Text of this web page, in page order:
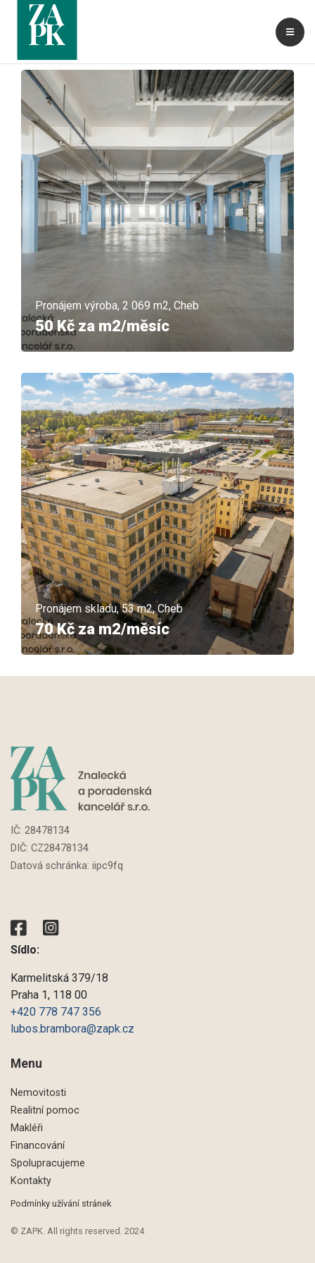
Real Estate Types:
Pronájem výroba, 2 069 m2, Cheb
50 Kč za m2/měsíc
Pronájem skladu, 53 m2, Cheb
70 Kč za m2/měsíc
IČ: 28478134
DIČ: CZ28478134
Datová schránka: iipc9fq
Sídlo:
Karmelitská 379/18
Praha 1, 118 00
+420 778 747 356
lubos.brambora@zapk.cz
Menu
Nemovitosti
Realitní pomoc
Makléři
Financování
Spolupracujeme
Kontakty
Podmínky užívání stránek
© ZAPK. All rights reserved. 2024